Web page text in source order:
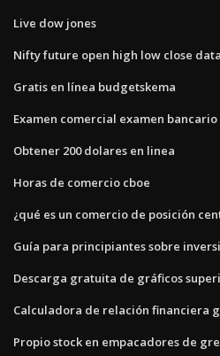
Live dow jones
Nifty future open high low close data
Gratis en línea budgetskema
Examen comercial examen bancario
Obtener 200 dolares en linea
Horas de comercio cboe
¿qué es un comercio de posición
Guía para principiantes sobre
Descarga gratuita de gráficos
Calculadora de relación financiera
Propio stock en empacadores de